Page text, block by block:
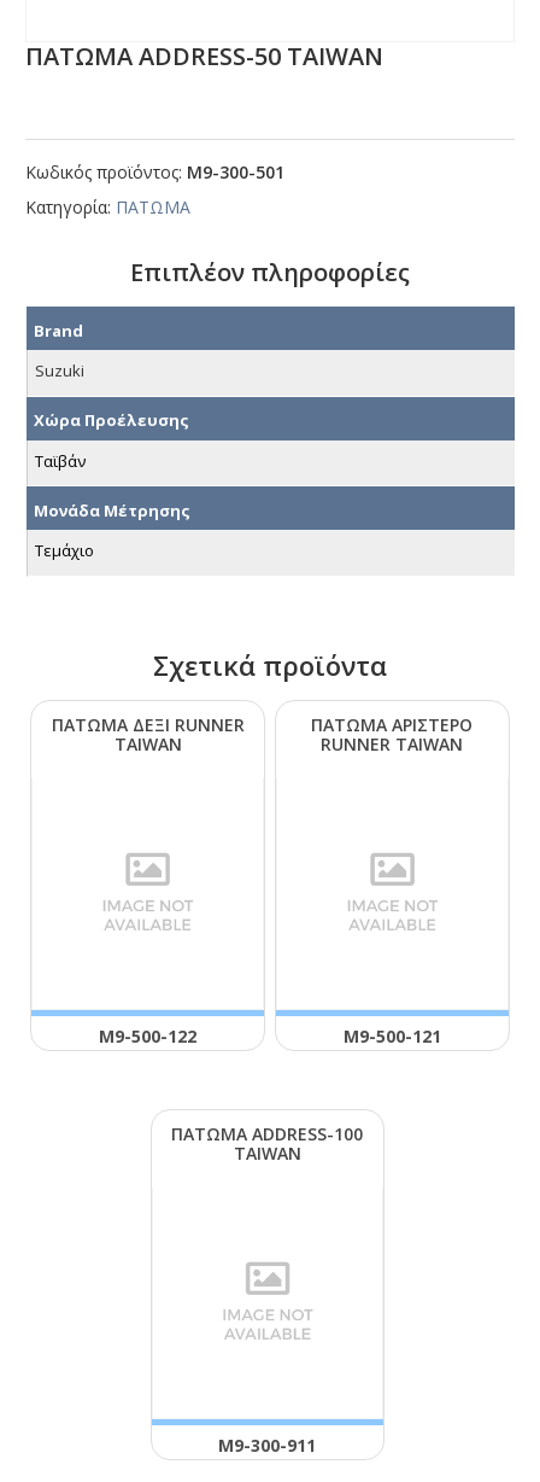
ΠΑΤΩΜΑ ΑDDRΕSS-50 ΤΑΙWΑΝ
Κωδικός προϊόντος: Μ9-300-501
Κατηγορία: ΠΑΤΩΜΑ
Επιπλέον πληροφορίες
Brand
Suzuki
Χώρα Προέλευσης
Ταϊβάν
Μονάδα Μέτρησης
Τεμάχιο
Σχετικά προϊόντα
ΠΑΤΩΜΑ ΔΕΞΙ RUΝΝΕR
ΤΑΙWΑΝ
Μ9-500-122
ΠΑΤΩΜΑ ΑΡΙΣΤΕΡΟ
RUΝΝΕR ΤΑΙWΑΝ
Μ9-500-121
ΠΑΤΩΜΑ ΑDDRΕSS-100
ΤΑΙWΑΝ
Μ9-300-911